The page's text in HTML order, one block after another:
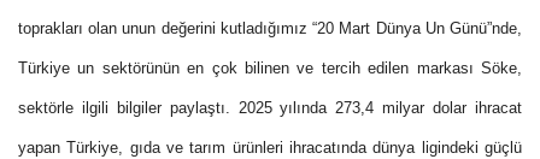
toprakları olan unun değerini kutladığımız “20 Mart Dünya Un Günü”nde,
Türkiye un sektörünün en çok bilinen ve tercih edilen markası Söke,
sektörle ilgili bilgiler paylaştı. 2025 yılında 273,4 milyar dolar ihracat
yapan Türkiye, gıda ve tarım ürünleri ihracatında dünya ligindeki güçlü